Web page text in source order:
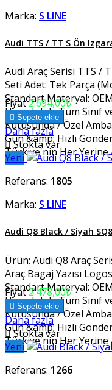
Marka: S LINE
Audi TTS / TT S Ön
Audi Araç Serisi TTS /
Seti Adet: Tek Parça
Standart Materyal:
Uyumluluk: Tüm Sınıf
Kutusunda / Özel
Gün &amp; Hızlı
Türkiye'nin Her Yerine
Fiyat2.694,00₺
 Sepete ekle
Daha fazla
Stokta var
Yeni
Referans: 1805
Marka: S LINE
Audi Q8 Black / Siyah
Ürün: Audi Q8 Araç
Araç Bagaj Yazısı
Standart Materyal:
Uyumluluk: Tüm Sınıf
Kutusunda / Özel
Gün &amp; Hızlı
Türkiye'nin Her Yerine
Fiyat2.478,00₺
 Sepete ekle
Daha fazla
Stokta var
Yeni
Referans: 1266